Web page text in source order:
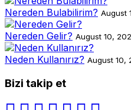
Nereden Bulabilirim? August
Nereden Gelir? August 10,
Neden Kullanırız? August 10,
Bizi takip et